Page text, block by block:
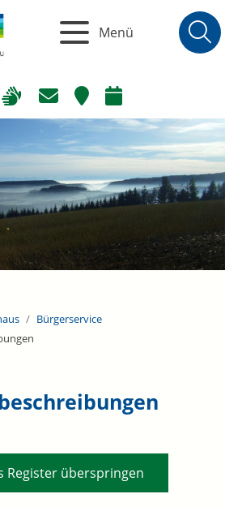
Menü
Bürgerservice
Register überspringen